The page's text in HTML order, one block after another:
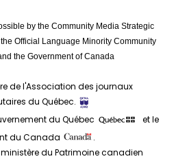
by the Community Media Strategic
Official Language Minority Community
the Government of Canada
de l'Association des journaux
du Québec.
du Québec
et le
du Canada
.
du Patrimoine canadien